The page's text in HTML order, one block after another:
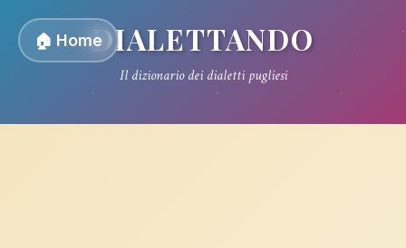
🏠 HomeDIALETTANDO
Il dizionario dei dialetti pugliesi